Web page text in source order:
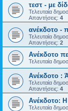
τεστ - με
Τελευταία
Απαντήσεις: 4
ανέκδοτο -
Τελευταία
Απαντήσεις: 2
Ανέκδοτο
Τελευταία
Ανέκδοτο :
Τελευταία
Απαντήσεις: 4
Ανέκδοτο:
Τελευταία